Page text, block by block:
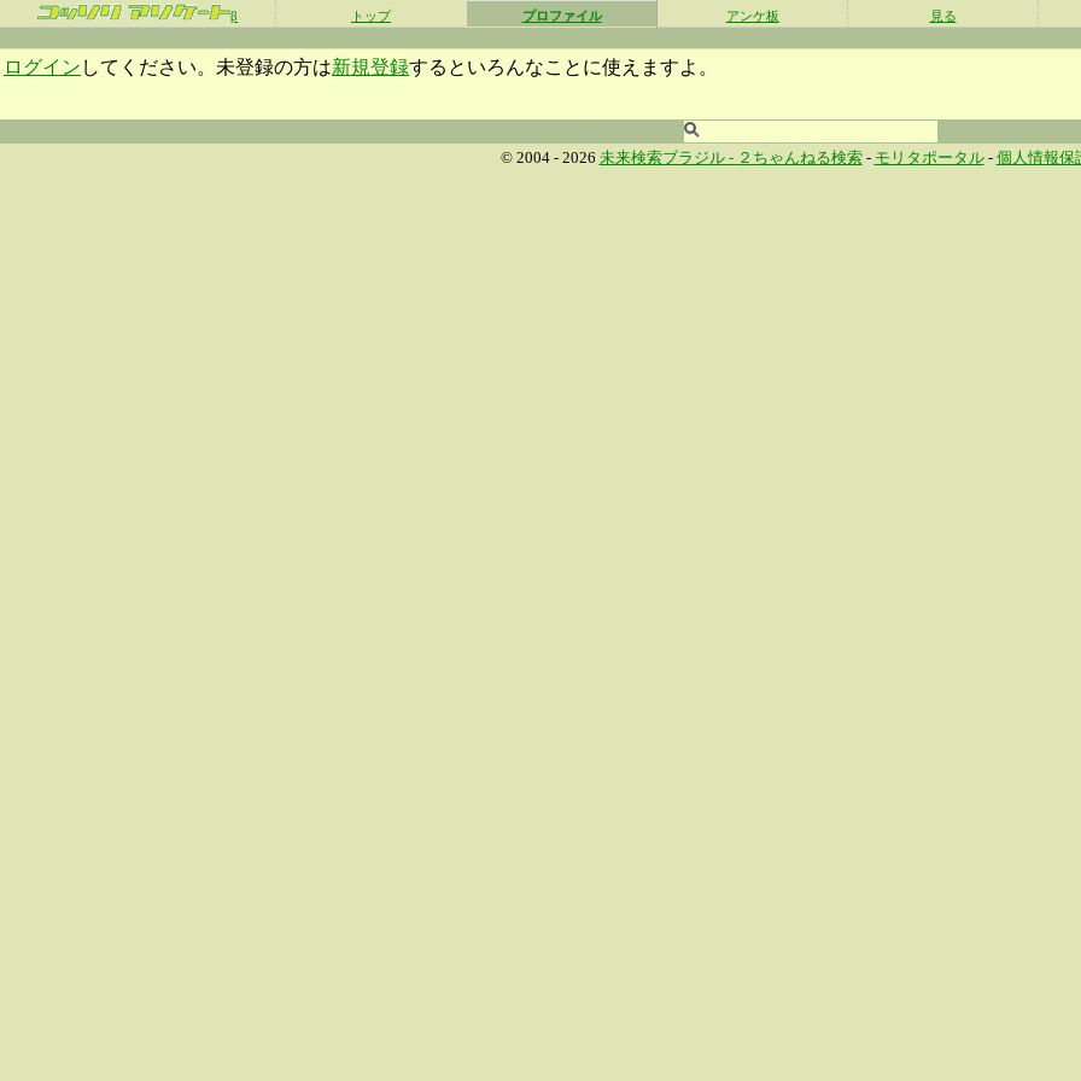
β トップ プロファイル アンケ板 見る
ログイン してください。未登録の方は新規登録するといろんなことに使えますよ。
© 2004 - 2026 未来検索ブラジル - ２ちゃんねる検索- モリタポータル- 個人情報保